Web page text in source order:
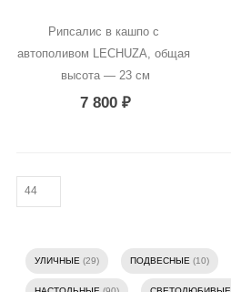
Рипсалис в кашпо с
автополивом LECHUZA, общая
высота — 23 см
7 800 ₽
УЛИЧНЫЕ (29) ПОДВЕСНЫЕ (10)